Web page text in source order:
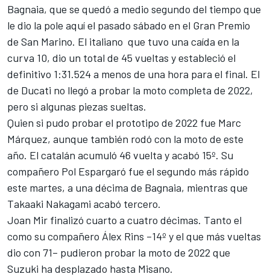
Bagnaia, que se quedó a medio segundo del tiempo que
le dio la pole aquí el pasado sábado en el Gran Premio
de San Marino. El italiano que tuvo una caída en la
curva 10, dio un total de 45 vueltas y estableció el
definitivo 1:31.524 a menos de una hora para el final. El
de Ducati no llegó a probar la moto completa de 2022,
pero si algunas piezas sueltas.
Quien si pudo probar el prototipo de 2022 fue Marc
Márquez, aunque también rodó con la moto de este
año. El catalán acumuló 46 vuelta y acabó 15º. Su
compañero Pol Espargaró fue el segundo más rápido
este martes, a una décima de Bagnaia, mientras que
Takaaki Nakagami acabó tercero.
Joan Mir finalizó cuarto a cuatro décimas. Tanto el
como su compañero Álex Rins –14º y el que más vueltas
dio con 71– pudieron probar la moto de 2022 que
Suzuki ha desplazado hasta Misano.